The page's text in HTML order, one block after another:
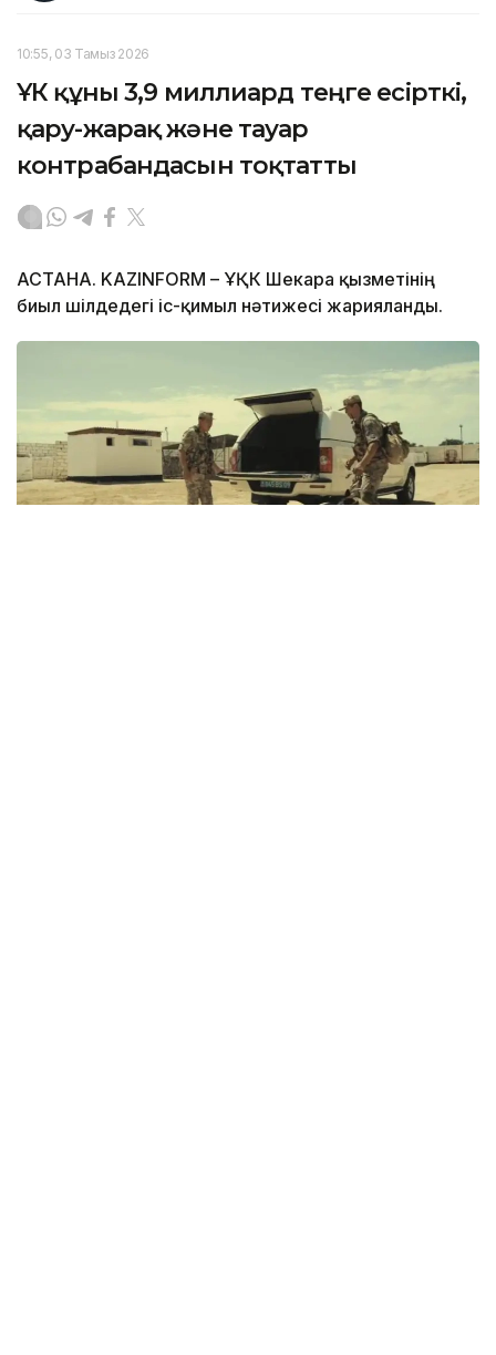
10:55, 03 Тамыз 2026
ҰҚК құны 3,9 миллиард теңге есірткі,
қару-жарақ және тауар
контрабандасын тоқтатты
АСТАНА. KAZINFORM – ҰҚК Шекара қызметінің
биыл шілдедегі іс-қимыл нәтижесі жарияланды.